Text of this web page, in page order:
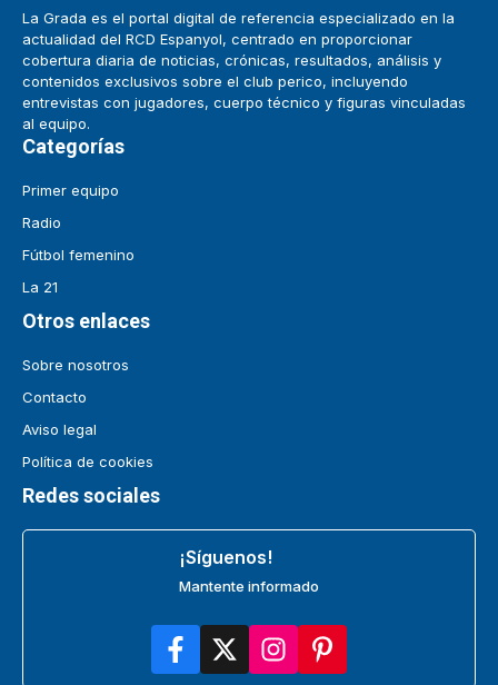
La Grada es el portal digital de referencia especializado en la
actualidad del RCD Espanyol, centrado en proporcionar
cobertura diaria de noticias, crónicas, resultados, análisis y
contenidos exclusivos sobre el club perico, incluyendo
entrevistas con jugadores, cuerpo técnico y figuras vinculadas
al equipo.
Categorías
Primer equipo
Radio
Fútbol femenino
La 21
Otros enlaces
Sobre nosotros
Contacto
Aviso legal
Política de cookies
Redes sociales
¡Síguenos!
Mantente informado